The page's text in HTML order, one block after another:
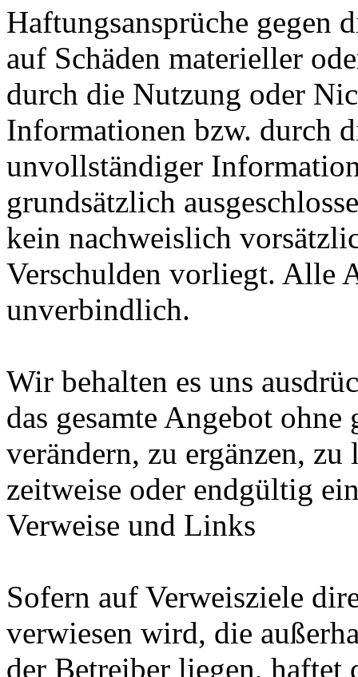
Haftungsansprüche gegen
auf Schäden materieller
durch die Nutzung oder
Informationen bzw. durch
unvollständiger
grundsätzlich
kein nachweislich
Verschulden vorliegt. Alle
unverbindlich.
Wir behalten es uns
das gesamte Angebot
verändern, zu ergänzen,
zeitweise oder endgültig
Verweise und Links
Sofern auf Verweisziele
verwiesen wird, die
der Betreiber liegen, haftet